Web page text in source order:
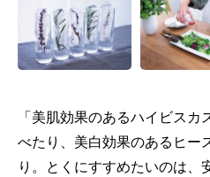
「美肌効果のあるハイビス
べたり、美白効果のあるヒー
り。とくにすすめたいのは、